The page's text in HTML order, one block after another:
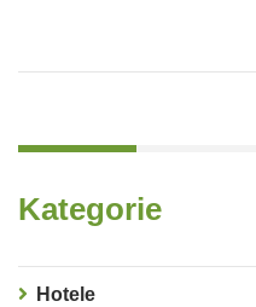
Kategorie
Hotele